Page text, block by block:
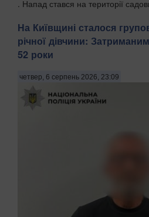
. Напад стався на території
На Київщині сталося
річної дівчини:
52 роки
четвер, 6 серпень 2026, 23:09